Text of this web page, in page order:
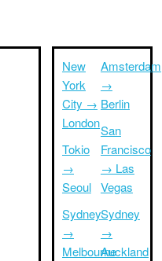
New
York
City →
London
Tokio
→
Seoul
Sydney
→
Melbourne
Amsterdam
→
Berlin
San
Francisco
→ Las
Vegas
Sydney
→
Auckland